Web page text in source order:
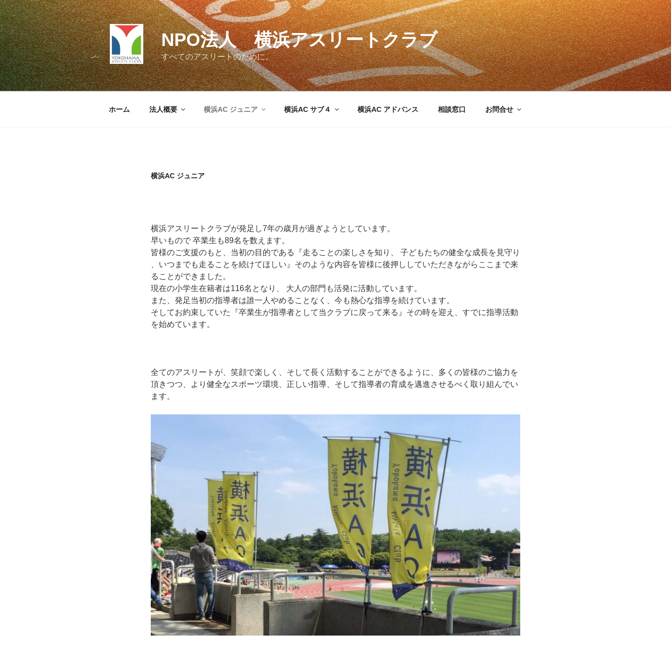
コ
ン
テ
ン
ツ
へ
ス
キ
NPO法人 横浜アスリートクラブ
すべてのアスリートのために。
ホーム 法人概要 横浜AC ジュニア 横浜AC サブ４ 横浜AC アドバンス 相談窓口 お問合せ
横浜AC ジュニア
横浜アスリートクラブが発足し7年の歳月が過ぎようとしています。
早いもので 卒業生も89名を数えます。
皆様のご支援のもと、当初の目的である『走ることの楽しさを知り、 子どもたちの健全な成長を見守り
、いつまでも走ることを続けてほしい』そのような内容を皆様に後押ししていただきながらここまで来
ることができました。
現在の小学生在籍者は116名となり、 大人の部門も活発に活動しています。
また、発足当初の指導者は誰一人やめることなく、今も熱心な指導を続けています。
そしてお約束していた『卒業生が指導者として当クラブに戻って来る』その時を迎え、すでに指導活動
を始めています。
全てのアスリートが、笑顔で楽しく、そして長く活動することができるように、多くの皆様のご協力を
頂きつつ、より健全なスポーツ環境、正しい指導、そして指導者の育成を邁進させるべく取り組んでい
ます。